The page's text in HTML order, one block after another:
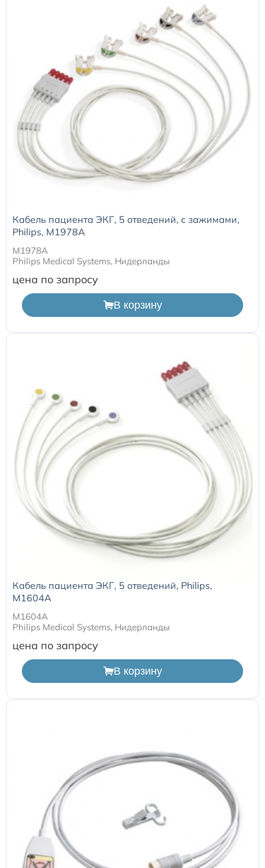
Кабель пациента ЭКГ, 5 отведений, с зажимами,
Philips, M1978A
M1978A
Philips Medical Systems, Нидерланды
цена по запросу
В корзину
Кабель пациента ЭКГ, 5 отведений, Philips,
M1604A
M1604A
Philips Medical Systems, Нидерланды
цена по запросу
В корзину